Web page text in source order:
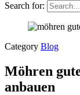
Search for:
Category Blog
Möhren
anbauen